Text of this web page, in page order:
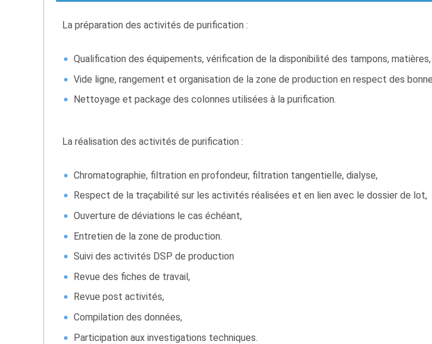
La préparation des activités de purification :
Qualification des équipements, vérification de la disponibilité des tampons,
Vide ligne, rangement et organisation de la zone de production en respect des
Nettoyage et package des colonnes utilisées à la purification.
La réalisation des activités de purification :
Chromatographie, filtration en profondeur, filtration tangentielle, dialyse,
Respect de la traçabilité sur les activités réalisées et en lien avec le dossier de lot,
Ouverture de déviations le cas échéant,
Entretien de la zone de production.
Suivi des activités DSP de production
Revue des fiches de travail,
Revue post activités,
Compilation des données,
Participation aux investigations techniques.